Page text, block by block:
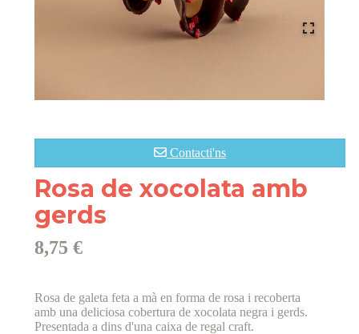
Rosa de xocolata amb
gerds
Rosa de galeta feta a mà en forma de rosa i recoberta
amb una deliciosa cobertura de xocolata negra i gerds.
Presentada a dins d'una caixa de regal craft.
8,75 €
Contacti'ns